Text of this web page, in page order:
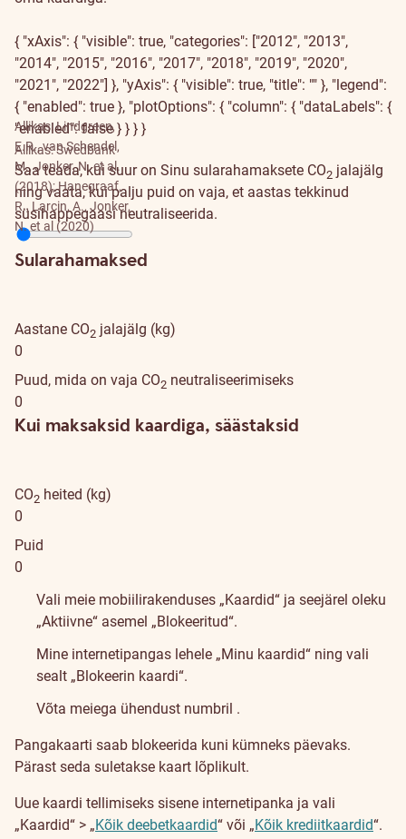
{ "xAxis": { "visible": true, "categories": ["2012", "2013",
"2014", "2015", "2016", "2017", "2018", "2019", "2020",
"2021", "2022"] }, "yAxis": { "visible": true, "title": "" }, "legend":
{ "enabled": true }, "plotOptions": { "column": { "dataLabels": {
"enabled": false } } } }
Allikas: Swedbank
Saa teada, kui suur on Sinu sularahamaksete CO2 jalajälg
ning vaata, kui palju puid on vaja, et aastas tekkinud
süsihappegaasi neutraliseerida.
Sularahamaksed
Aastane CO2 jalajälg (kg)
0
Puud, mida on vaja CO2 neutraliseerimiseks
0
Kui maksaksid kaardiga, säästaksid
CO2 heited (kg)
0
Puid
0
Allikas: Lindgreen,
E.R., van Schendel,
M., Jonker, N. et al.
(2018); Hanegraaf,
R., Larçin, A., Jonker,
N. et al (2020)
KKK
Vali meie mobiilirakenduses „Kaardid“ ja seejärel oleku
„Aktiivne“ asemel „Blokeeritud“.
Mine internetipangas lehele „Minu kaardid“ ning vali
sealt „Blokeerin kaardi“.
Võta meiega ühendust numbril .
Pangakaarti saab blokeerida kuni kümneks päevaks.
Pärast seda suletakse kaart lõplikult.
Uue kaardi tellimiseks sisene internetipanka ja vali
„Kaardid“ > „Kõik deebetkaardid“ või „Kõik krediitkaardid“.